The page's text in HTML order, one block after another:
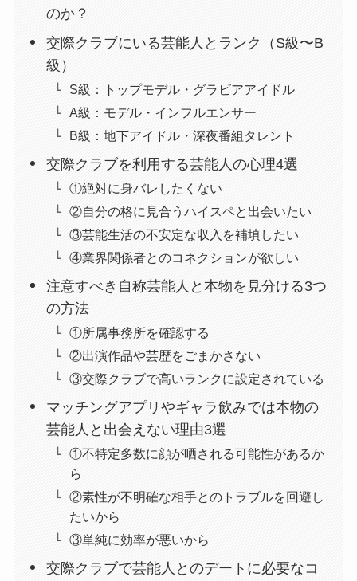
のか？
交際クラブにいる芸能人とランク（S級〜B
級）
S級：トップモデル・グラビアアイドル
A級：モデル・インフルエンサー
B級：地下アイドル・深夜番組タレント
交際クラブを利用する芸能人の心理4選
①絶対に身バレしたくない
②自分の格に見合うハイスペと出会いたい
③芸能生活の不安定な収入を補填したい
④業界関係者とのコネクションが欲しい
注意すべき自称芸能人と本物を見分ける3つ
の方法
①所属事務所を確認する
②出演作品や芸歴をごまかさない
③交際クラブで高いランクに設定されている
マッチングアプリやギャラ飲みでは本物の
芸能人と出会えない理由3選
①不特定多数に顔が晒される可能性があるか
ら
②素性が不明確な相手とのトラブルを回避し
たいから
③単純に効率が悪いから
交際クラブで芸能人とのデートに必要なコ